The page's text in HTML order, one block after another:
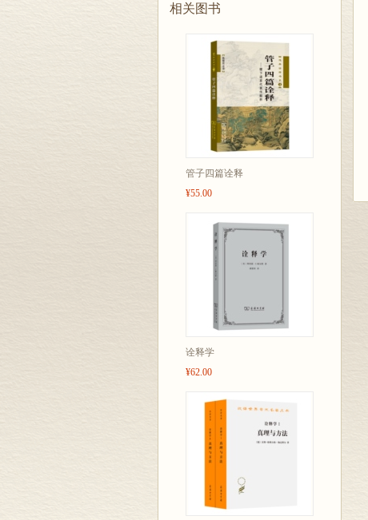
相关图书
管子四篇诠释
¥55.00
诠释学
¥62.00